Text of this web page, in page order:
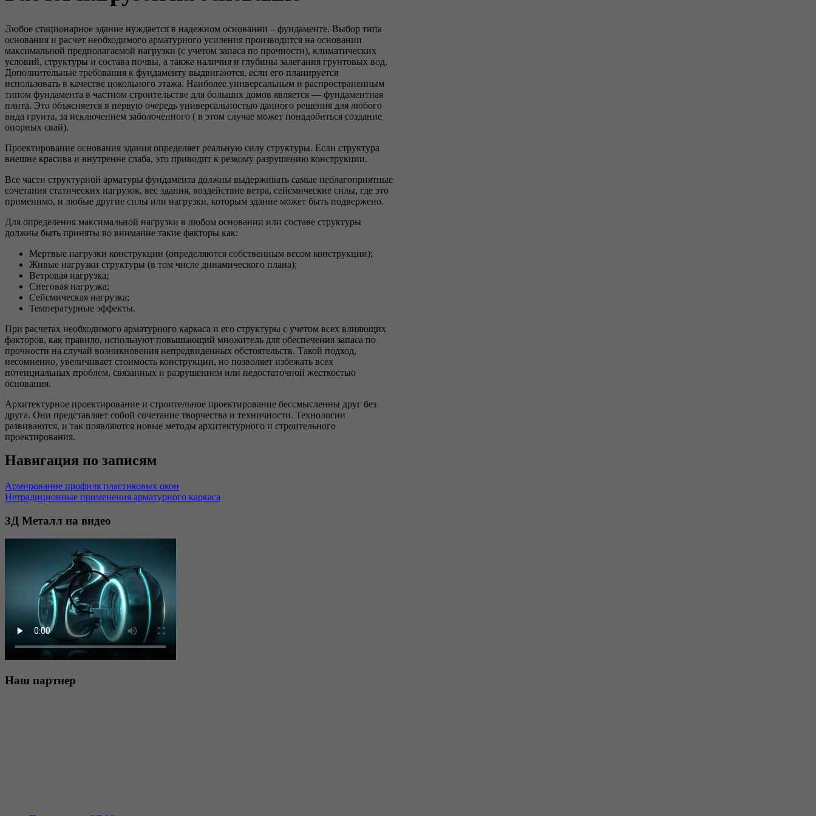
Любое стационарное здание нуждается в надежном основании – фундаменте. Выбор типа
основания и расчет необходимого арматурного усиления производится на основании
максимальной предполагаемой нагрузки (с учетом запаса по прочности), климатических
условий, структуры и состава почвы, а также наличия и глубины залегания грунтовых вод.
Дополнительные требования к фундаменту выдвигаются, если его планируется
использовать в качестве цокольного этажа. Наиболее универсальным и распространенным
типом фундамента в частном строительстве для больших домов является — фундаментная
плита. Это объясняется в первую очередь универсальностью данного решения для любого
вида грунта, за исключением заболоченного ( в этом случае может понадобиться создание
опорных свай).
Проектирование основания здания определяет реальную силу структуры. Если структура
внешне красива и внутренне слаба, это приводит к резкому разрушению конструкции.
Все части структурной арматуры фундамента должны выдерживать самые неблагоприятные
сочетания статических нагрузок, вес здания, воздействие ветра, сейсмические силы, где это
применимо, и любые другие силы или нагрузки, которым здание может быть подвержено.
Для определения максимальной нагрузки в любом основании или составе структуры
должны быть приняты во внимание такие факторы как:
Мертвые нагрузки конструкции (определяются собственным весом конструкции);
Живые нагрузки структуры (в том числе динамического плана);
Ветровая нагрузка;
Снеговая нагрузка;
Сейсмическая нагрузка;
Температурные эффекты.
При расчетах необходимого арматурного каркаса и его структуры с учетом всех влияющих
факторов, как правило, используют повышающий множитель для обеспечения запаса по
прочности на случай возникновения непредвиденных обстоятельств. Такой подход,
несомненно, увеличивает стоимость конструкции, но позволяет избежать всех
потенциальных проблем, связанных и разрушением или недостаточной жесткостью
основания.
Архитектурное проектирование и строительное проектирование бессмысленны друг без
друга. Они представляет собой сочетание творчества и техничности. Технологии
развиваются, и так появляются новые методы архитектурного и строительного
проектирования.
Навигация по записям
Армирование профиля пластиковых окон
Нетрадиционные применения арматурного каркаса
3Д Металл на видео
Наш партнер